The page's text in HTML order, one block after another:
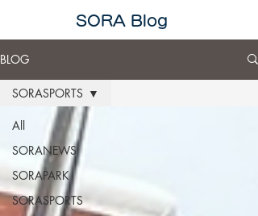
SORA Blog
BLOG
All
SORANEWS
SORAPARK
SORASPORTS
SORASPORTS